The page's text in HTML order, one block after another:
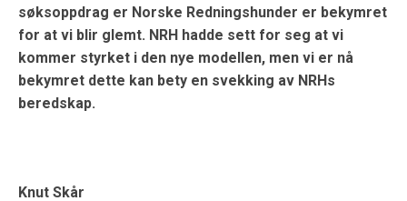
søksoppdrag er Norske Redningshunder er bekymret
for at vi blir glemt. NRH hadde sett for seg at vi
kommer styrket i den nye modellen, men vi er nå
bekymret dette kan bety en svekking av NRHs
beredskap.
Knut Skår